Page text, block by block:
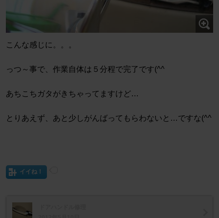
こんな感じに。。。
っつ～事で、作業自体は５分程で完了です(^^
あちこちガタがきちゃってますけど…
とりあえず、あと少しがんばってもらわないと…ですな(^^
イイね！